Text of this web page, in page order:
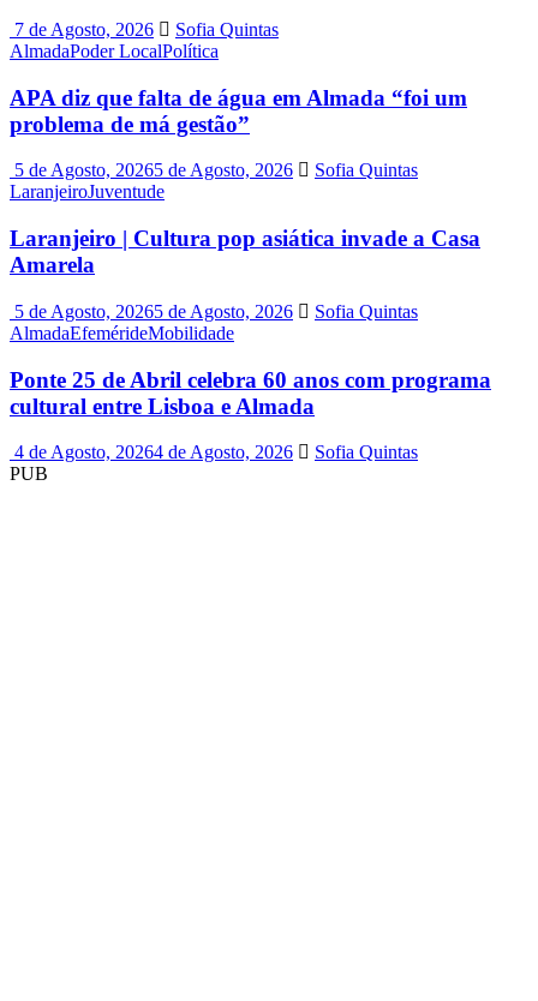
7 de Agosto, 2026
Sofia Quintas
AlmadaPoder LocalPolítica
APA diz que falta de água em Almada “foi um
problema de má gestão”
5 de Agosto, 20265 de Agosto, 2026
Sofia Quintas
LaranjeiroJuventude
Laranjeiro | Cultura pop asiática invade a Casa
Amarela
5 de Agosto, 20265 de Agosto, 2026
Sofia Quintas
AlmadaEfemérideMobilidade
Ponte 25 de Abril celebra 60 anos com programa
cultural entre Lisboa e Almada
4 de Agosto, 20264 de Agosto, 2026
Sofia Quintas
PUB